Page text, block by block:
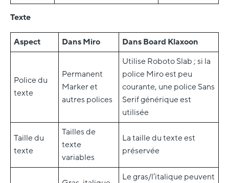
Texte
Aspect Dans Miro Dans Board Klaxoon
Police du
texte
Permanent
Marker et
autres polices
Utilise Roboto Slab ; si la
police Miro est peu
courante, une police Sans
Serif générique est
utilisée
Taille du
texte
Tailles de
texte
variables
La taille du texte est
préservée
Le gras/l’italique peuvent